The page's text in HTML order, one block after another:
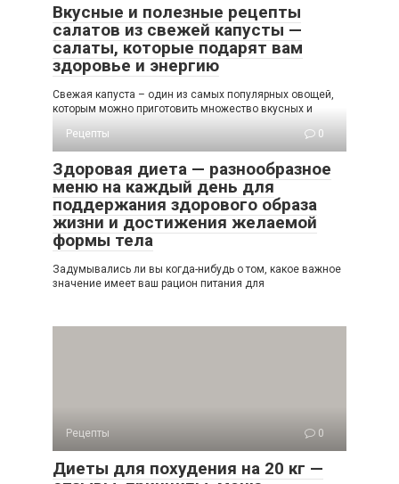
Вкусные и полезные рецепты
салатов из свежей капусты —
салаты, которые подарят вам
здоровье и энергию
Свежая капуста – один из самых популярных овощей,
которым можно приготовить множество вкусных и
Рецепты
0
Здоровая диета — разнообразное
меню на каждый день для
поддержания здорового образа
жизни и достижения желаемой
формы тела
Задумывались ли вы когда-нибудь о том, какое важное
значение имеет ваш рацион питания для
Рецепты 0
Диеты для похудения на 20 кг —